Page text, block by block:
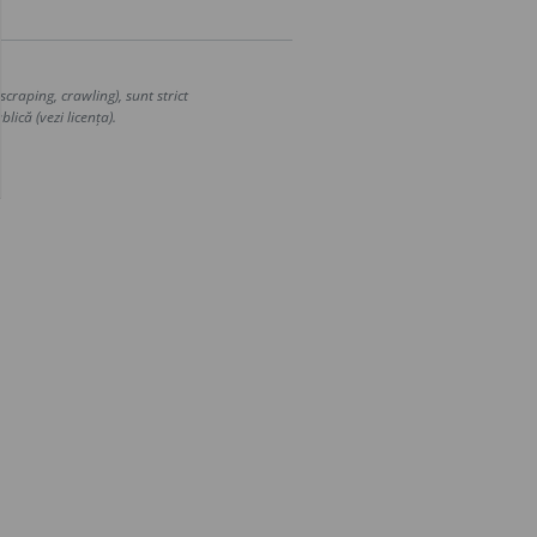
crawling), sunt strict
(vezi licența).